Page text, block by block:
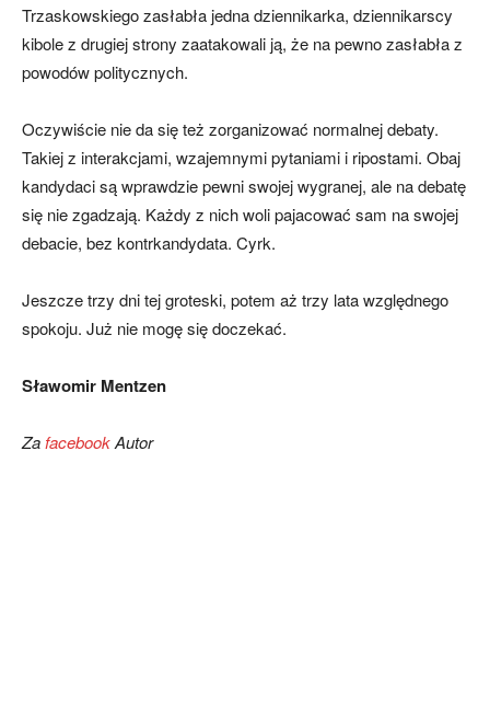
Trzaskowskiego zasłabła jedna dziennikarka, dziennikarscy
kibole z drugiej strony zaatakowali ją, że na pewno zasłabła z
powodów politycznych.
Oczywiście nie da się też zorganizować normalnej debaty.
Takiej z interakcjami, wzajemnymi pytaniami i ripostami. Obaj
kandydaci są wprawdzie pewni swojej wygranej, ale na debatę
się nie zgadzają. Każdy z nich woli pajacować sam na swojej
debacie, bez kontrkandydata. Cyrk.
Jeszcze trzy dni tej groteski, potem aż trzy lata względnego
spokoju. Już nie mogę się doczekać.
Sławomir Mentzen
ZafacebookAutor